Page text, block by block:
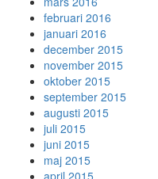
februari 2016
januari 2016
december 2015
november 2015
oktober 2015
september 2015
augusti 2015
juli 2015
juni 2015
maj 2015
april 2015